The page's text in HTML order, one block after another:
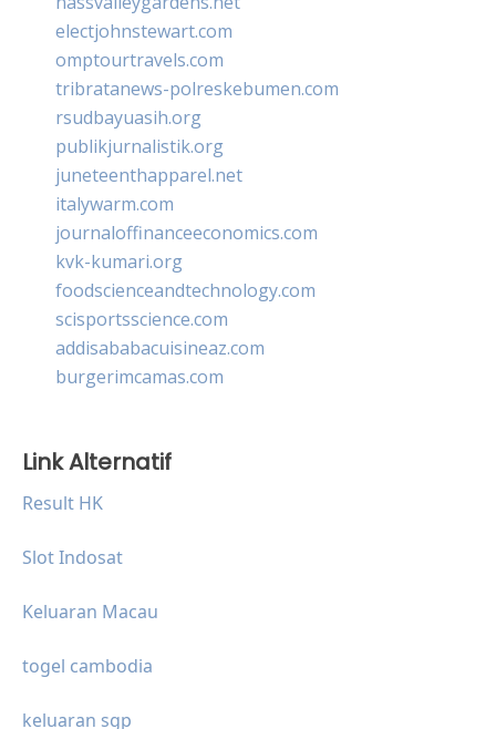
electjohnstewart.com
omptourtravels.com
tribratanews-polreskebumen.com
rsudbayuasih.org
publikjurnalistik.org
juneteenthapparel.net
italywarm.com
journaloffinanceeconomics.com
kvk-kumari.org
foodscienceandtechnology.com
scisportsscience.com
addisababacuisineaz.com
burgerimcamas.com
Link Alternatif
Result HK
Slot Indosat
Keluaran Macau
togel cambodia
keluaran sgp